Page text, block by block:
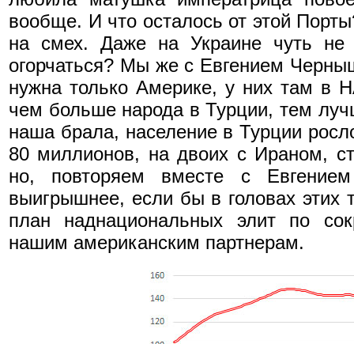
вообще. И что осталось от этой
на смех. Даже на Украине чуть
огорчаться? Мы же с Евгением
нужна только Америке, у них там в
чем больше народа в Турции, тем
наша брала, население в Турции
80 миллионов, на двоих с Ираном,
но, повторяем вместе с
выигрышнее, если бы в головах этих
план наднациональных элит по
нашим американским партнерам.